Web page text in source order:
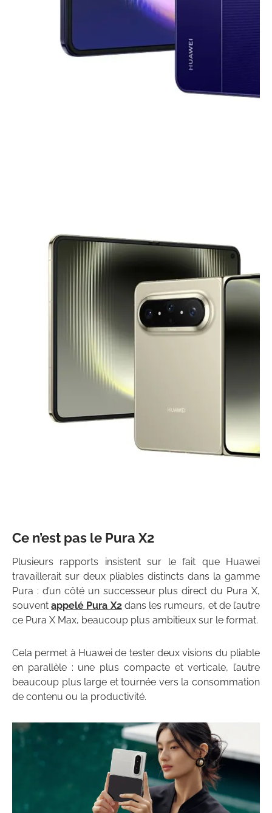
Ce n’est pas le Pura X2
Plusieurs rapports insistent sur le fait que Huawei
travaillerait sur deux pliables distincts dans la gamme
Pura : d’un côté un successeur plus direct du Pura X,
souventappelé Pura X2dans les rumeurs, et de l’autre
ce Pura X Max, beaucoup plus ambitieux sur le format.
Cela permet à Huawei de tester deux visions du pliable
en parallèle : une plus compacte et verticale, l’autre
beaucoup plus large et tournée vers la consommation
de contenu ou la productivité.